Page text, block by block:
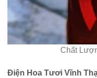
Chất
Điện Hoa Tươi Vĩnh